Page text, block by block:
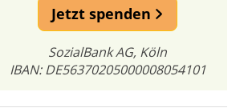
Jetzt spenden
SozialBank AG, Köln
IBAN: DE56370205000008054101